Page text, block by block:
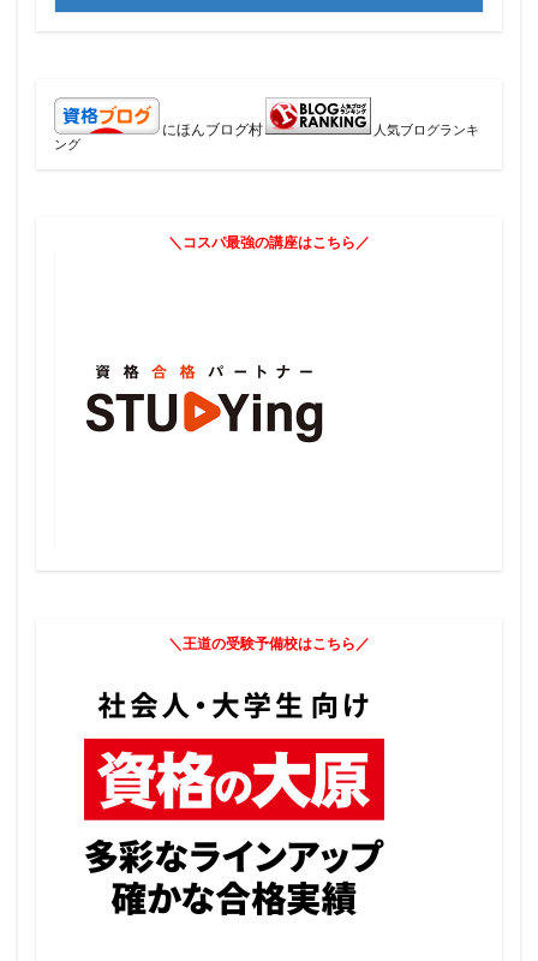
にほんブログ村
人気ブログランキ
ング
＼コスパ最強の講座はこちら／
＼王道の受験予備校はこちら／